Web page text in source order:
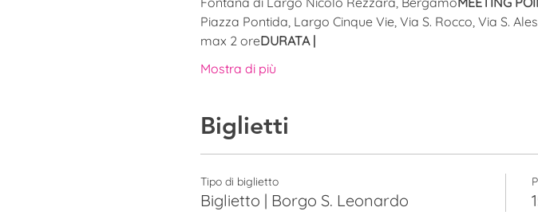
Piazza Pontida, Largo Cinque Vie, Via S. Rocco, Via S.
max 2 oreDURATA |
Mostra di più
Biglietti
Tipo di biglietto
Biglietto | Borgo S. Leonardo